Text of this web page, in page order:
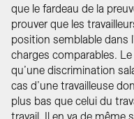
que le fardeau de la
prouver que les
position semblable dans
charges comparables.
qu’une discrimination
cas d’une travailleuse
plus bas que celui du
travail. Il en va de même